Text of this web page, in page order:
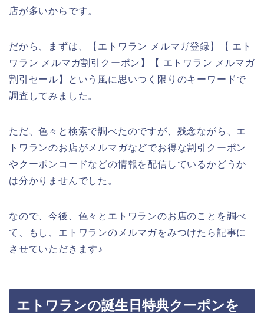
店が多いからです。
だから、まずは、【エトワラン メルマガ登録】【 エト
ワラン メルマガ割引クーポン】【 エトワラン メルマガ
割引セール】という風に思いつく限りのキーワードで
調査してみました。
ただ、色々と検索で調べたのですが、残念ながら、エ
トワランのお店がメルマガなどでお得な割引クーポン
やクーポンコードなどの情報を配信しているかどうか
は分かりませんでした。
なので、今後、色々とエトワランのお店のことを調べ
て、もし、エトワランのメルマガをみつけたら記事に
させていただきます♪
エトワランの誕生日特典クーポンを